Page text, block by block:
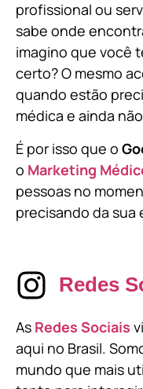
profissional ou
sabe onde
imagino que você
certo? O mesmo
quando estão
médica e ainda
É por isso que o
o Marketing
pessoas no
precisando da sua
Redes
As Redes Sociais
aqui no Brasil.
mundo que mais